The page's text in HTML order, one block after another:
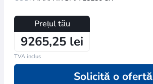
Prețul tău
9265,25 lei
TVA inclus
Solicită o ofertă